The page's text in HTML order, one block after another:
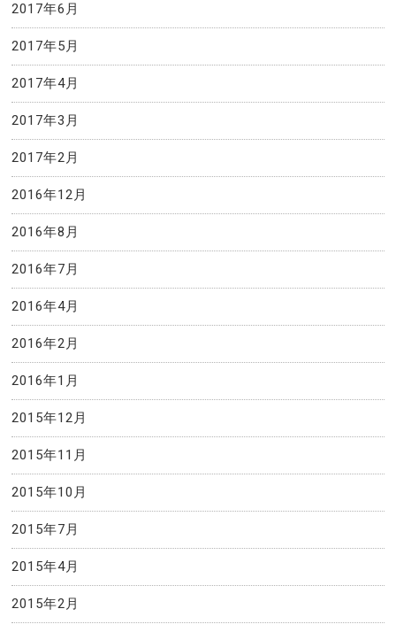
2017年6月
2017年5月
2017年4月
2017年3月
2017年2月
2016年12月
2016年8月
2016年7月
2016年4月
2016年2月
2016年1月
2015年12月
2015年11月
2015年10月
2015年7月
2015年4月
2015年2月